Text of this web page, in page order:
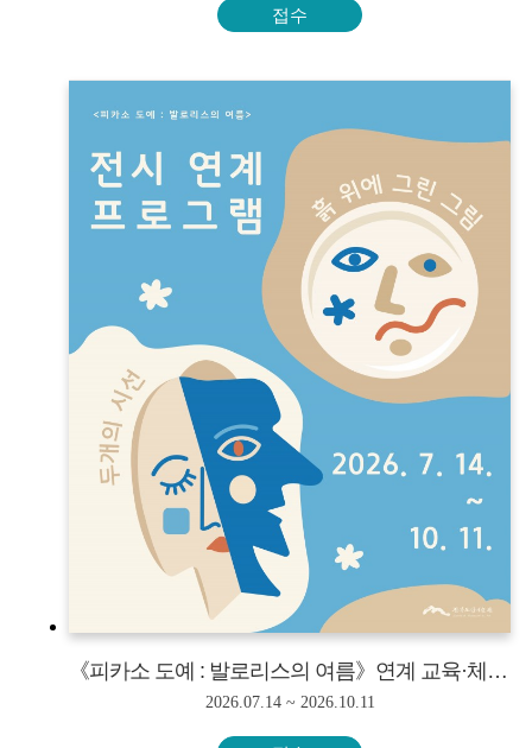
접수
《피카소 도예 : 발로리스의 여름》연계 교육·체험 프로그램<단체만 신청 가능>
2026.07.14 ~ 2026.10.11